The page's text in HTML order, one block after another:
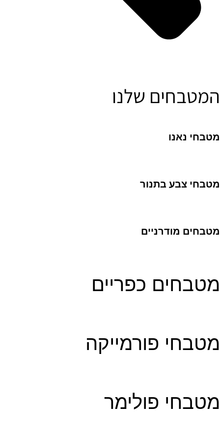
המטבחים שלנו
מטבחי נאנו
מטבחי צבע בתנור
מטבחים מודרניים
מטבחים כפריים
מטבחי פורמייקה
מטבחי פולימר